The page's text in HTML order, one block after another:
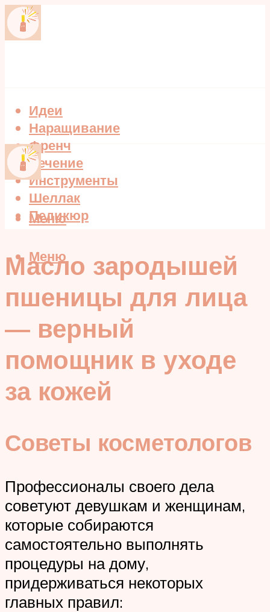
Идеи
Наращивание
Френч
Лечение
Инструменты
Шеллак
Педикюр
Меню
Меню
Масло зародышей
пшеницы для лица
— верный
помощник в уходе
за кожей
Советы косметологов
Профессионалы своего дела
советуют девушкам и женщинам,
которые собираются
самостоятельно выполнять
процедуры на дому,
придерживаться некоторых
главных правил: